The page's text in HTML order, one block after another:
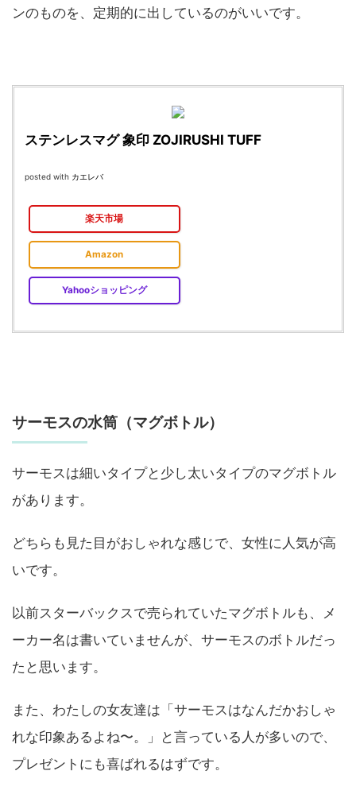
ンのものを、定期的に出しているのがいいです。
ステンレスマグ 象印 ZOJIRUSHI TUFF
posted with カエレバ
楽天市場
Amazon
Yahooショッピング
サーモスの水筒（マグボトル）
サーモスは細いタイプと少し太いタイプのマグボトル
があります。
どちらも見た目がおしゃれな感じで、女性に人気が高
いです。
以前スターバックスで売られていたマグボトルも、メ
ーカー名は書いていませんが、サーモスのボトルだっ
たと思います。
また、わたしの女友達は「サーモスはなんだかおしゃ
れな印象あるよね〜。」と言っている人が多いので、
プレゼントにも喜ばれるはずです。